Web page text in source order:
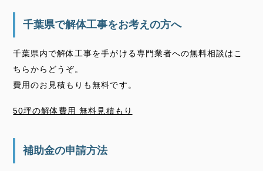
千葉県で解体工事をお考えの方へ
千葉県内で解体工事を手がける専門業者への無料相談はこ
ちらからどうぞ。
費用のお見積もりも無料です。
50坪の解体費用 無料見積もり
補助金の申請方法